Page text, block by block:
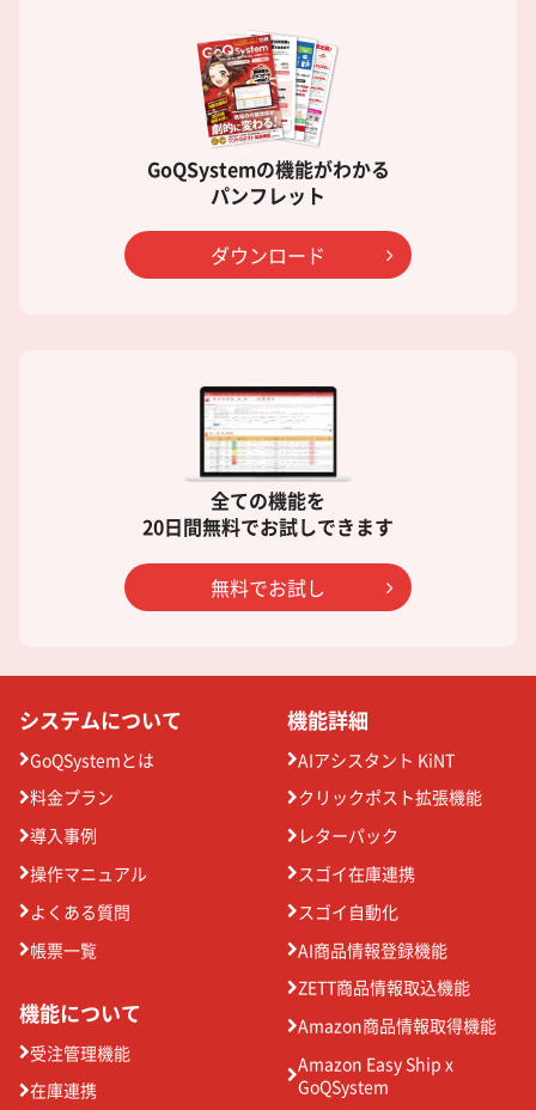
GoQSystemの機能がわかる
パンフレット
ダウンロード
全ての機能を
20日間無料でお試しできます
無料でお試し
システムについて
GoQSystemとは
料金プラン
導入事例
操作マニュアル
よくある質問
帳票一覧
機能について
受注管理機能
在庫連携
機能詳細
AIアシスタント KiNT
クリックポスト拡張機能
レターパック
スゴイ在庫連携
スゴイ自動化
AI商品情報登録機能
ZETT商品情報取込機能
Amazon商品情報取得機能
Amazon Easy Ship x
GoQSystem